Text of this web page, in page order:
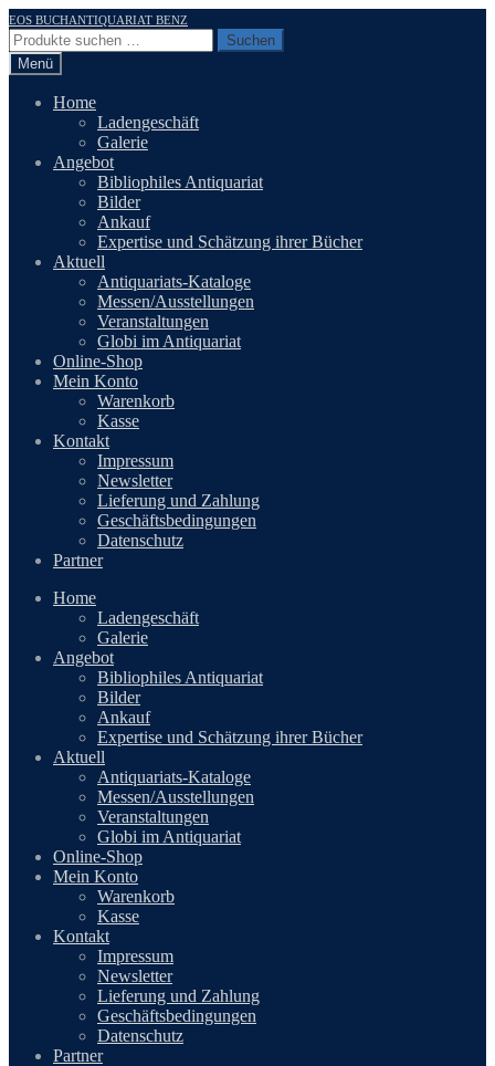
Zur
Navigation
springen
Zum
Inhalt
springen
EOS BUCHANTIQUARIAT BENZ
Suchen
nach:
Suchen
Menü
Home
Ladengeschäft
Galerie
Angebot
Bibliophiles Antiquariat
Bilder
Ankauf
Expertise und Schätzung ihrer Bücher
Aktuell
Antiquariats-Kataloge
Messen/Ausstellungen
Veranstaltungen
Globi im Antiquariat
Online-Shop
Mein Konto
Warenkorb
Kasse
Kontakt
Impressum
Newsletter
Lieferung und Zahlung
Geschäftsbedingungen
Datenschutz
Partner
Home
Ladengeschäft
Galerie
Angebot
Bibliophiles Antiquariat
Bilder
Ankauf
Expertise und Schätzung ihrer Bücher
Aktuell
Antiquariats-Kataloge
Messen/Ausstellungen
Veranstaltungen
Globi im Antiquariat
Online-Shop
Mein Konto
Warenkorb
Kasse
Kontakt
Impressum
Newsletter
Lieferung und Zahlung
Geschäftsbedingungen
Datenschutz
Partner